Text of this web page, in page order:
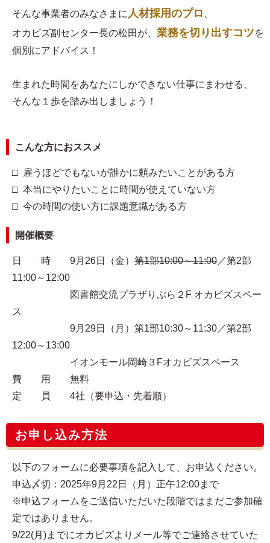
そんな事業者のみなさまに 人材採用のプロ
オカビズ副センター長の松田が、 業務を切り出すコツを
個別にアドバイス！
生まれた時間をあなたにしかできない仕事にまわせる、
そんな１歩を踏み出しましょう！
こんな方におススメ
□ 雇うほどでもないが誰かに頼みたいことがある方
□ 本当にやりたいことに時間が使えていない方
□ 今の時間の使い方に課題意識がある方
開催概要
日 時 9月26日（金） 第1部10:00～11:00 ／第2部
11:00～12:00
図書館交流プラザりぶら２F オカビズスペー
ス
9月29日（月）第1部10:30～11:30／第2部
12:00～13:00
イオンモール岡崎３Fオカビズスペース
費 用 無料
定 員 4社（要申込・先着順）
お申し込み方法
以下のフォームに必要事項を記入して、お申込ください。
申込〆切：2025年9月22日（月）正午12:00まで
※申込フォームをご送信いただいた段階ではまだご参加確
定ではありません。
9/22(月)までにオカビズよりメール等でご連絡させていた